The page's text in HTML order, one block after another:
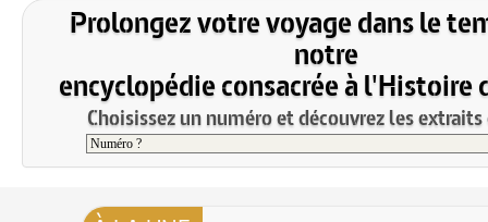
Prolongez votre voyage dans le
notre
encyclopédie consacrée à l'Histoire
Choisissez un numéro et découvrez les